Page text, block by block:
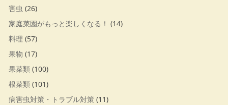
害虫 (26)
家庭菜園がもっと楽しくなる！ (14)
料理 (57)
果物 (17)
果菜類 (100)
根菜類 (101)
病害虫対策・トラブル対策 (11)